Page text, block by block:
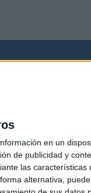
en un
de publicidad y
las
alternativa,